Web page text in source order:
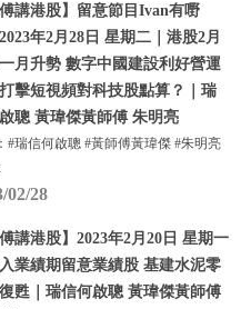
傅講港股】留意節目Ivan有嘢
年2月28日 星期二｜港股2月
月升勢 數字中國建設利好營運
擊短視頻對科技股點算？｜瑞
聰 黃瑋傑黃師傅 朱明亮
#瑞信何啟聰 #黃師傅黃瑋傑 #朱明亮
02/28
傅講港股】2023年2月20日 星期一
入業績期留意業績股 基建水泥零
甦｜瑞信何啟聰 黃瑋傑黃師傅